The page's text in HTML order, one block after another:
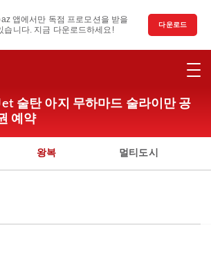
앱에서만 독점 프로모션을 받을
습니다. 지금 다운로드하세요!
다운로드
술탄 아지 무하마드 술라이만 공
예약
왕복 멀티도시